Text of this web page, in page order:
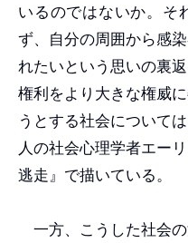
いるのではないか。そ
ず、自分の周囲から感
れたいという思いの裏
権利をより大きな権威
うとする社会について
人の社会心理学者エー
逃走』で描いている。
一方、こうした社会